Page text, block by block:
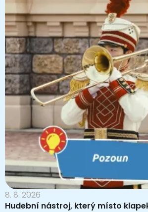
8. 8. 2026
Hudební nástroj, který místo